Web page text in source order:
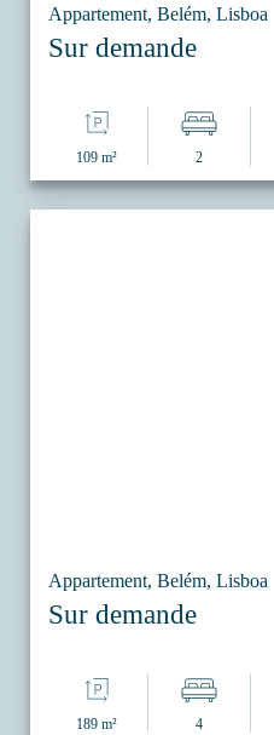
Appartement, Belém, Lisboa
Sur demande
109 m² 2
Appartement, Belém, Lisboa
Sur demande
189 m² 4